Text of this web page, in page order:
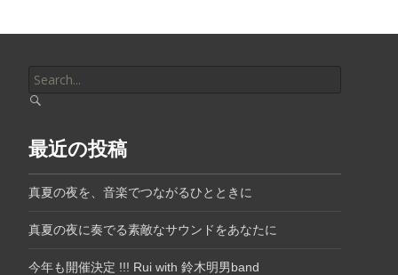
for:
最近の投稿
真夏の夜を、音楽でつながるひとときに
真夏の夜に奏でる素敵なサウンドをあなたに
今年も開催決定 !!! Rui with 鈴木明男band